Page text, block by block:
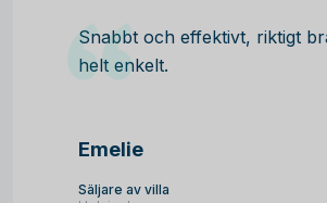
Snabbt och effektivt, riktigt
helt enkelt.
Emelie
Säljare av villa